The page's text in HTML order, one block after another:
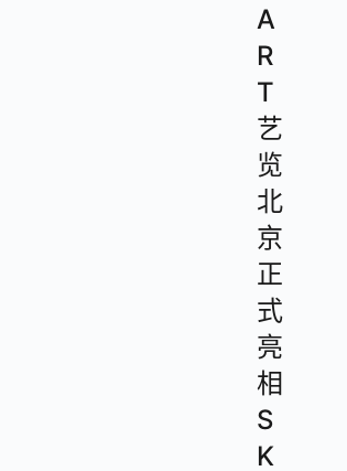
A
R
T
艺
览
北
京
正
式
亮
相
S
K